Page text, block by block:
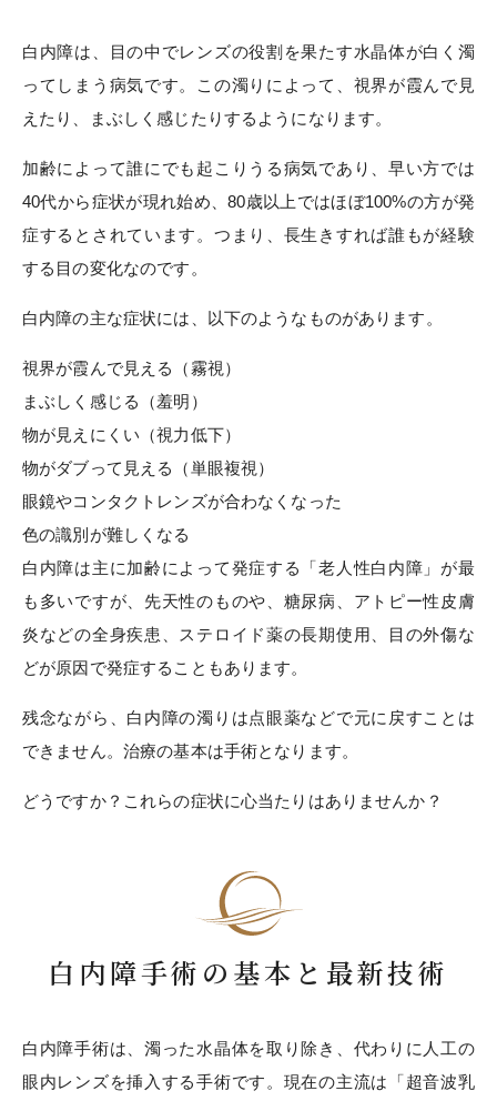
白内障は、目の中でレンズの役割を果たす水晶体が白く濁
ってしまう病気です。この濁りによって、視界が霞んで見
えたり、まぶしく感じたりするようになります。
加齢によって誰にでも起こりうる病気であり、早い方では
40代から症状が現れ始め、80歳以上ではほぼ100%の方が発
症するとされています。つまり、長生きすれば誰もが経験
する目の変化なのです。
白内障の主な症状には、以下のようなものがあります。
視界が霞んで見える（霧視）
まぶしく感じる（羞明）
物が見えにくい（視力低下）
物がダブって見える（単眼複視）
眼鏡やコンタクトレンズが合わなくなった
色の識別が難しくなる
白内障は主に加齢によって発症する「老人性白内障」が最
も多いですが、先天性のものや、糖尿病、アトピー性皮膚
炎などの全身疾患、ステロイド薬の長期使用、目の外傷な
どが原因で発症することもあります。
残念ながら、白内障の濁りは点眼薬などで元に戻すことは
できません。治療の基本は手術となります。
どうですか？これらの症状に心当たりはありませんか？
白内障手術の基本と最新技術
白内障手術は、濁った水晶体を取り除き、代わりに人工の
眼内レンズを挿入する手術です。現在の主流は「超音波乳